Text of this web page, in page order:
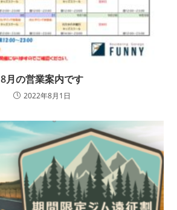
8月の営業案内です
2022年8月1日